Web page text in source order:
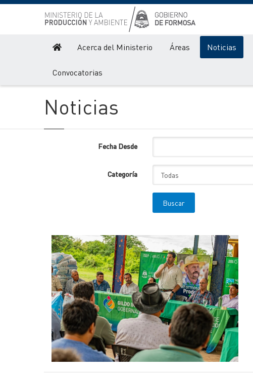
Acerca del Ministerio Áreas Noticias
Convocatorias
Producción y Ambiente
Noticias
Fecha Desde
Categoría